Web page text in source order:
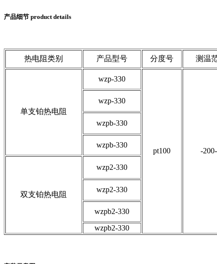
产品细节 product details
热电阻类别 产品型号 分度号 测温
单支铂热电阻
wzp-330
pt100 -
wzp-330
wzpb-330
wzpb-330
双支铂热电阻
wzp2-330
wzp2-330
wzpb2-330
wzpb2-330